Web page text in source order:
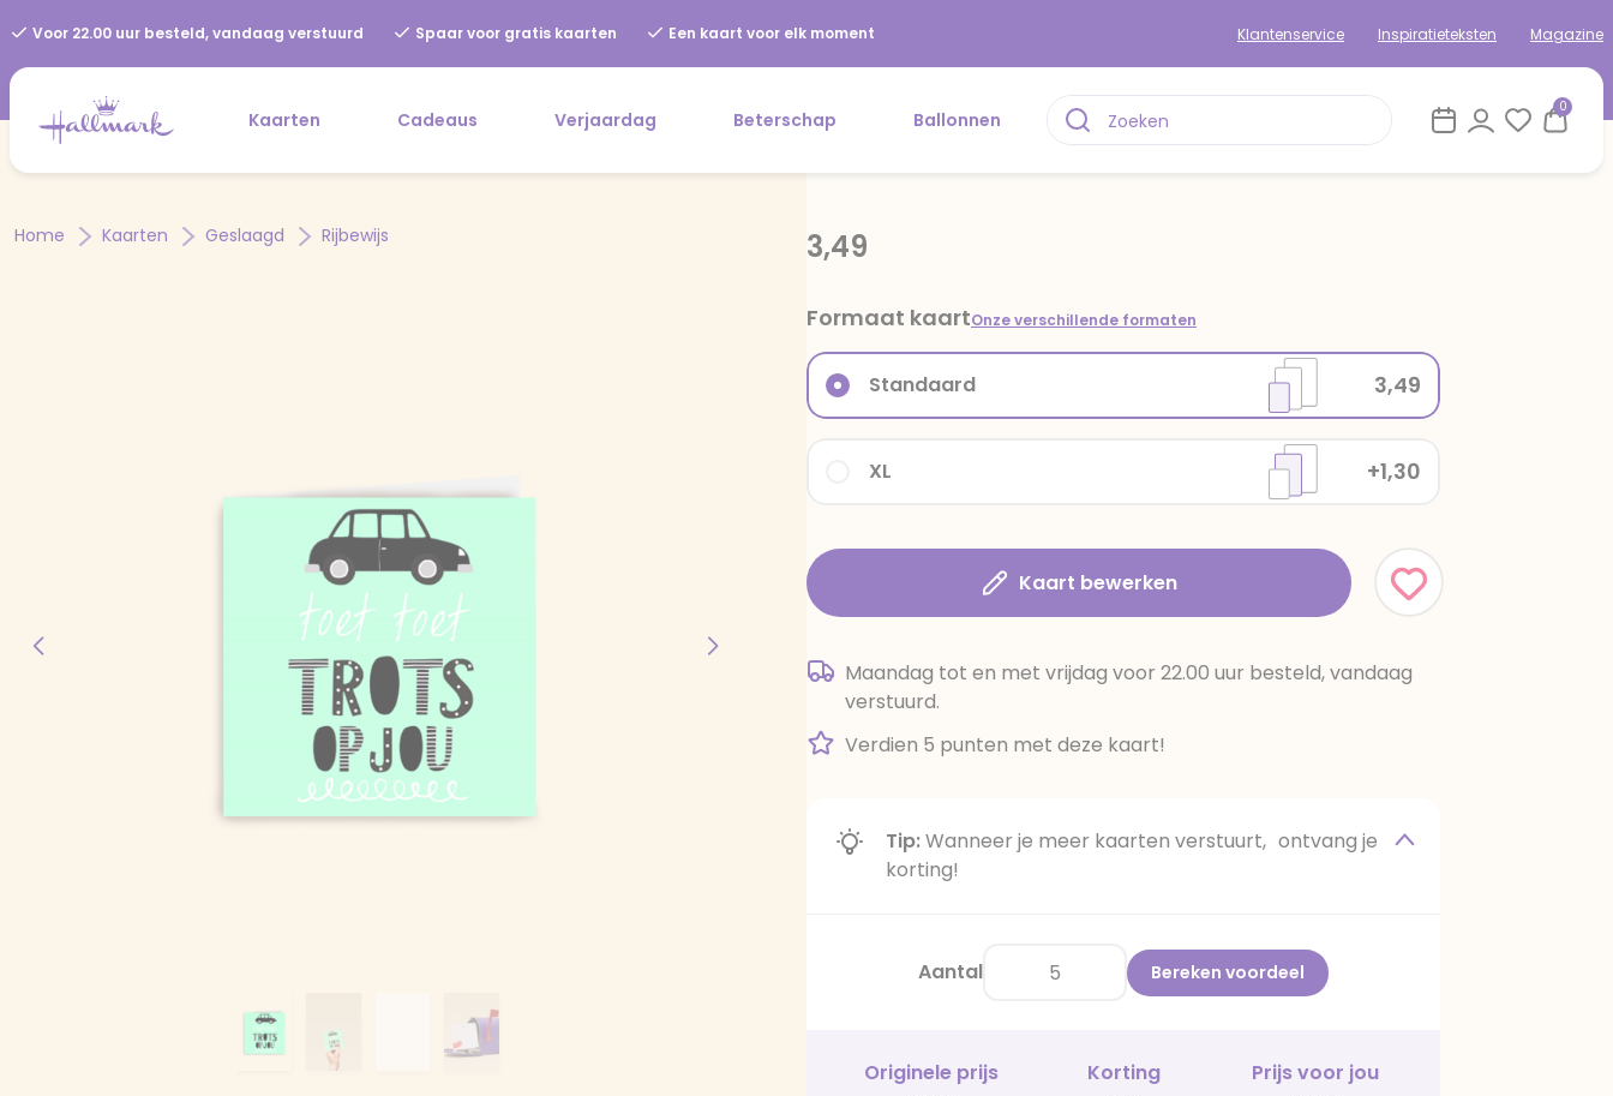
Voor 22.00 uur besteld, vandaag verstuurd Spaar voor gratis kaarten Een kaart voor elk moment Klantenservice Inspiratieteksten Magazine
Kaarten Cadeaus Verjaardag Beterschap Ballonnen
0
Home Kaarten Geslaagd Rijbewijs 3,49
Formaat kaartOnze verschillende formaten
XL +1,30
Standaard 3,49
Kaart bewerken
Maandag tot en met vrijdag voor 22.00 uur besteld, vandaag
verstuurd.
Verdien 5 punten met deze kaart!
Tip:Wanneer je meer kaarten verstuurt, ontvang je
korting!
Aantal Bereken voordeel
Originele prijs Korting
Prijs voor jou